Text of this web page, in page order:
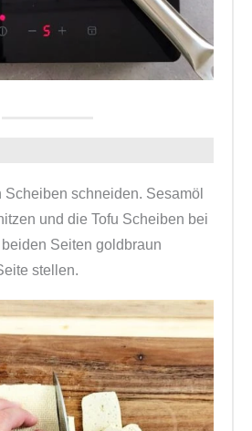
Scheiben schneiden. Sesamöl
und die Tofu Scheiben bei
Seiten goldbraun
stellen.